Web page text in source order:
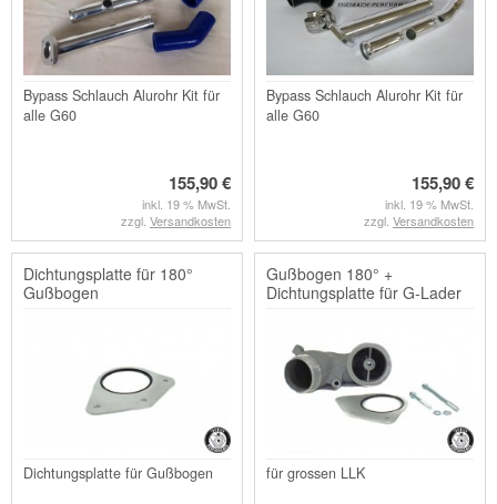
Bypass Schlauch Alurohr Kit für
alle G60
155,90 €
inkl. 19 % MwSt.
zzgl. Versandkosten
Bypass Schlauch Alurohr Kit für
alle G60
155,90 €
inkl. 19 % MwSt.
zzgl. Versandkosten
Dichtungsplatte für 180°
Gußbogen
Dichtungsplatte für Gußbogen
Gußbogen 180° +
Dichtungsplatte für G-Lader
für grossen LLK